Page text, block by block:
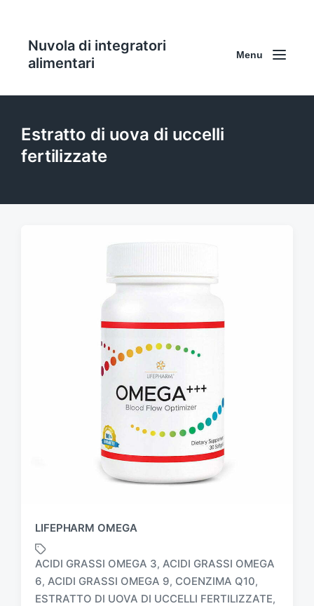
Nuvola di integratori
alimentari
Menu
Estratto di uova di uccelli
fertilizzate
LIFEPHARM OMEGA
T
ACIDI GRASSI OMEGA 3, ACIDI GRASSI OMEGA
6, ACIDI GRASSI OMEGA 9, COENZIMA Q10,
ESTRATTO DI UOVA DI UCCELLI FERTILIZZATE,